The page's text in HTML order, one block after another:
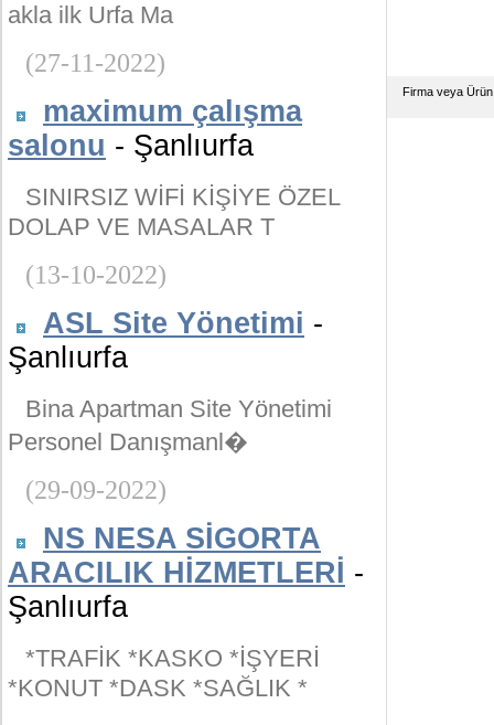
akla ilk Urfa Ma
(27-11-2022)
maximum çalışma
salonu - Şanlıurfa
SINIRSIZ WİFİ KİŞİYE ÖZEL
DOLAP VE MASALAR T
(13-10-2022)
ASL Site Yönetimi -
Şanlıurfa
Bina Apartman Site Yönetimi
Personel Danışmanl�
(29-09-2022)
NS NESA SİGORTA
ARACILIK HİZMETLERİ -
Şanlıurfa
*TRAFİK *KASKO *İŞYERİ
*KONUT *DASK *SAĞLIK *
Firma veya